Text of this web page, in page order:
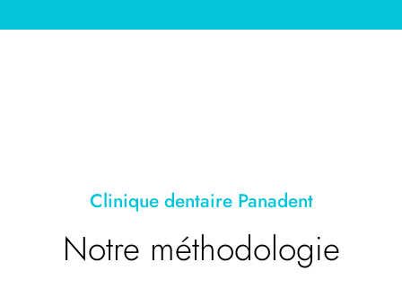
Clinique dentaire Panadent
Notre méthodologie